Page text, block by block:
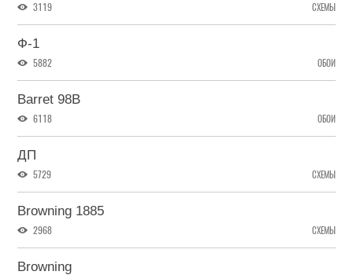
3119 СХЕМЫ
Ф-1
5882 ОБОИ
Barret 98B
6118 ОБОИ
ДП
5729 СХЕМЫ
Browning 1885
2968 СХЕМЫ
Browning